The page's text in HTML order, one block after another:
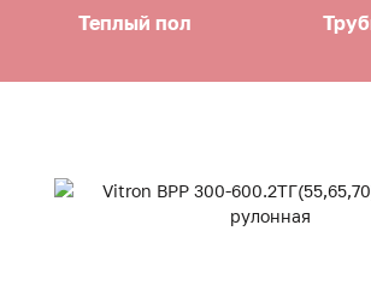
Теплый пол